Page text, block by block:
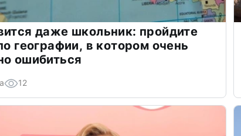
даже школьник: пройдите
географии, в котором очень
ошибиться
12